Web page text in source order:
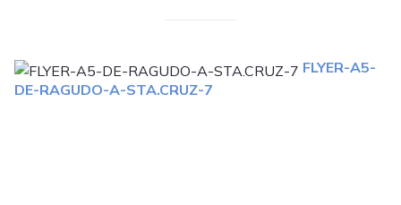
FLYER-A5-
DE-RAGUDO-A-STA.CRUZ-7